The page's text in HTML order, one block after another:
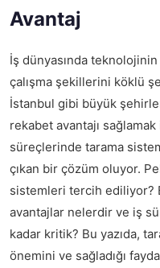
Avantaj
İş dünyasında
çalışma şekillerini köklü
İstanbul gibi büyük
rekabet avantajı
süreçlerinde tarama
çıkan bir çözüm oluyor.
sistemleri tercih ediliyor?
avantajlar nelerdir ve iş
kadar kritik? Bu yazıda,
önemini ve sağladığı